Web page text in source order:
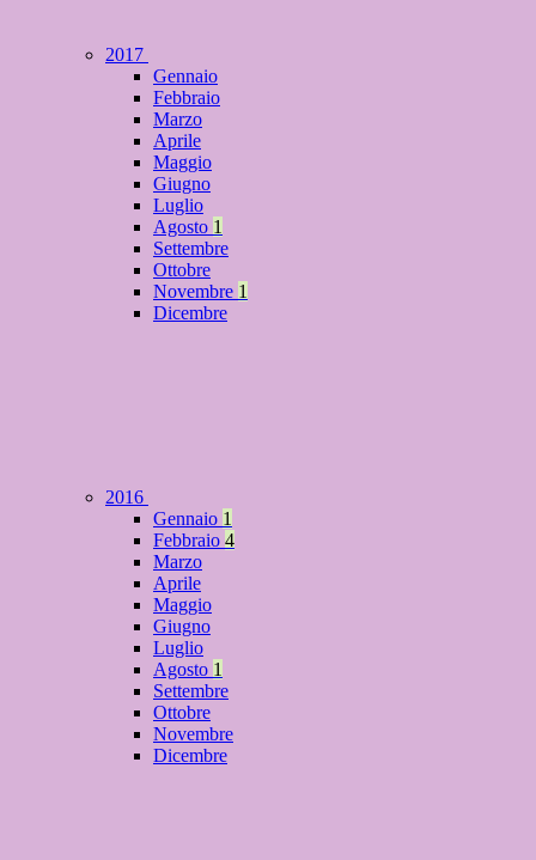
2017
Gennaio
Febbraio
Marzo
Aprile
Maggio
Giugno
Luglio
Agosto 1
Settembre
Ottobre
Novembre 1
Dicembre
2016
Gennaio 1
Febbraio 4
Marzo
Aprile
Maggio
Giugno
Luglio
Agosto 1
Settembre
Ottobre
Novembre
Dicembre